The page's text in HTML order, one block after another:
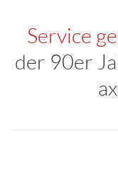
Service
der 90er